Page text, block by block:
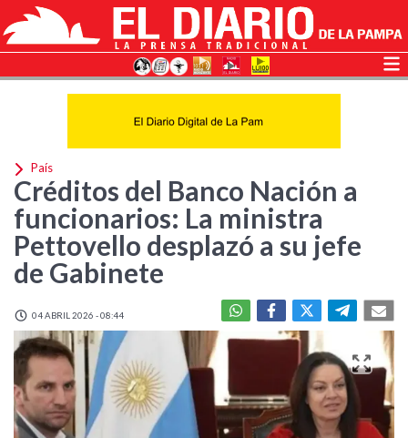
País
Créditos del Banco Nación a
funcionarios: La ministra
Pettovello desplazó a su jefe
de Gabinete
04 ABRIL 2026 - 08:44